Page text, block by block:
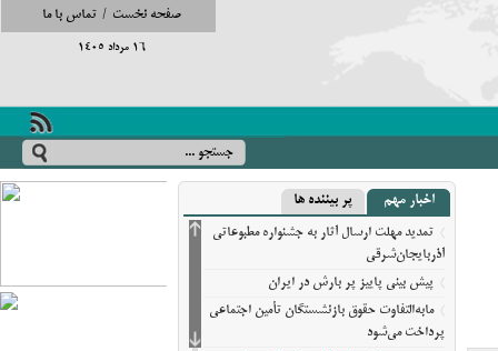
صفحه نخست / تماس با ما
16 مرداد 1405
اخبار مهم پر بیننده ها
تمدید مهلت ارسال آثار به جشنواره مطبوعاتی
آذربایجان‌شرقی
پیش‌ بینی پاییز پر بارش در ایران
مابه‌التفاوت حقوق بازنشستگان تأمین اجتماعی
پرداخت می‌شود